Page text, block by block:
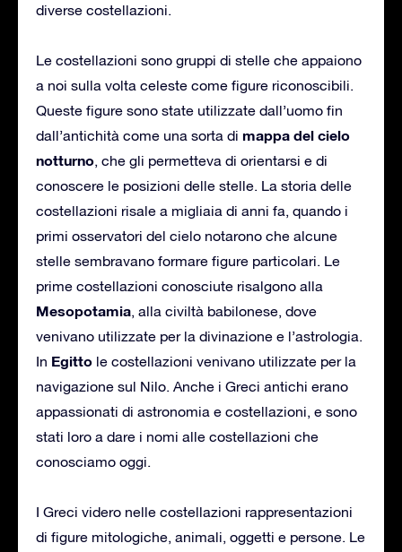
diverse costellazioni.
Le costellazioni sono gruppi di stelle che appaiono
a noi sulla volta celeste come figure riconoscibili.
Queste figure sono state utilizzate dall’uomo fin
dall’antichità come una sorta di mappa del cielo
notturno, che gli permetteva di orientarsi e di
conoscere le posizioni delle stelle. La storia delle
costellazioni risale a migliaia di anni fa, quando i
primi osservatori del cielo notarono che alcune
stelle sembravano formare figure particolari. Le
prime costellazioni conosciute risalgono alla
Mesopotamia, alla civiltà babilonese, dove
venivano utilizzate per la divinazione e l’astrologia.
In Egitto le costellazioni venivano utilizzate per la
navigazione sul Nilo. Anche i Greci antichi erano
appassionati di astronomia e costellazioni, e sono
stati loro a dare i nomi alle costellazioni che
conosciamo oggi.
I Greci videro nelle costellazioni rappresentazioni
di figure mitologiche, animali, oggetti e persone. Le